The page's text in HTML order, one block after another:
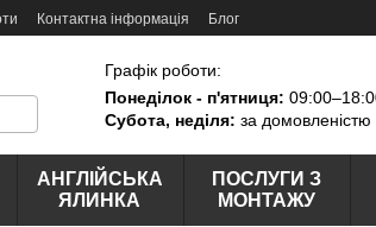
Контактна інформація
Блог
Графік роботи:
Понеділок - п'ятниця:
Субота, неділя: за домовленістю
АНГЛІЙСЬКА
ЯЛИНКА
ПОСЛУГИ З
МОНТАЖУ